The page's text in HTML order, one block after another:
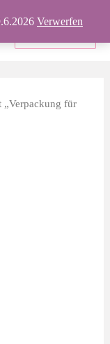
Verwerfen
Produkte
„Verpackung für